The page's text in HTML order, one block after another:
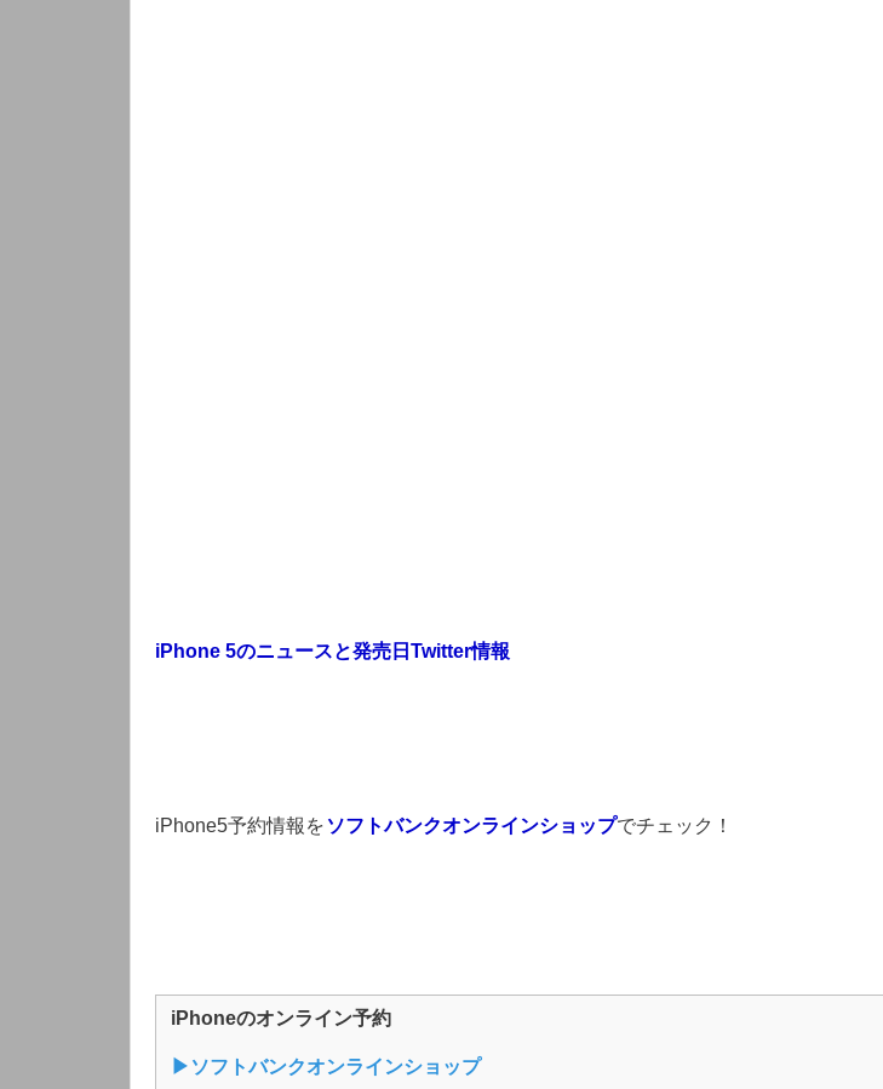
iPhone 5のニュースと発売日Twitter情報
iPhone5予約情報を ソフトバンクオンラインショップでチェック！
iPhoneのオンライン予約
▶︎ソフトバンクオンラインショップ